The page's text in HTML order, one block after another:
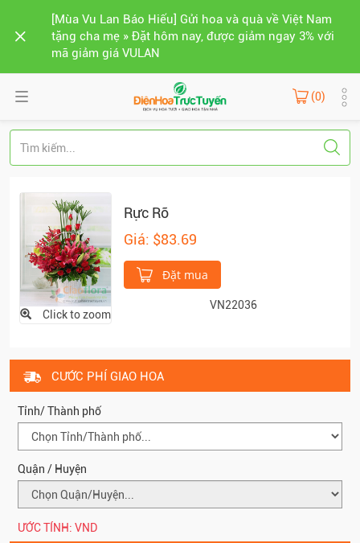
[Mùa Vu Lan Báo Hiếu] Gửi hoa và quà về Việt Nam
tặng cha mẹ » Đặt hôm nay, được giảm ngay 3% với
mã giảm giá VULAN
(0)
Click to zoom
Rực Rỡ
Giá: $83.69
Đặt mua
VN22036
CƯỚC PHÍ GIAO HOA
Tỉnh/ Thành phố
Quận / Huyện
ƯỚC TÍNH: VND